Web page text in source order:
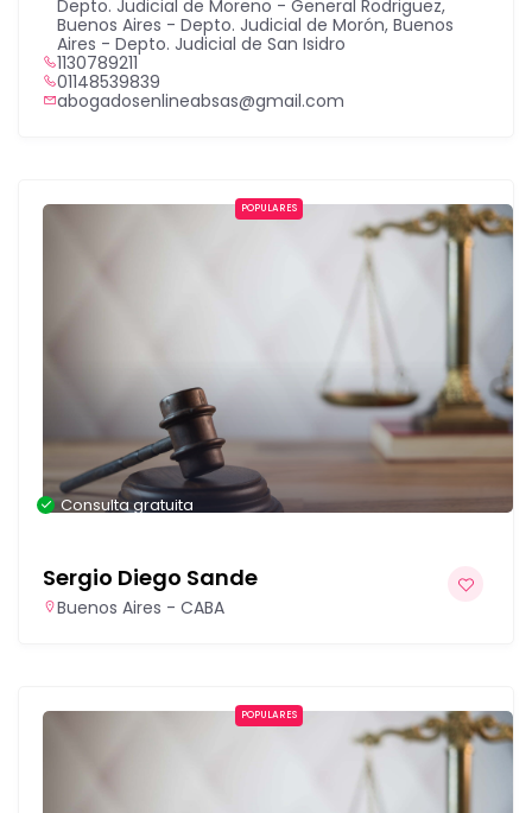
Depto. Judicial de Moreno - General Rodriguez,
Buenos Aires - Depto. Judicial de Morón, Buenos
Aires - Depto. Judicial de San Isidro
1130789211
01148539839
abogadosenlineabsas@gmail.com
POPULARES
Consulta gratuita
Sergio Diego Sande
Buenos Aires - CABA
POPULARES